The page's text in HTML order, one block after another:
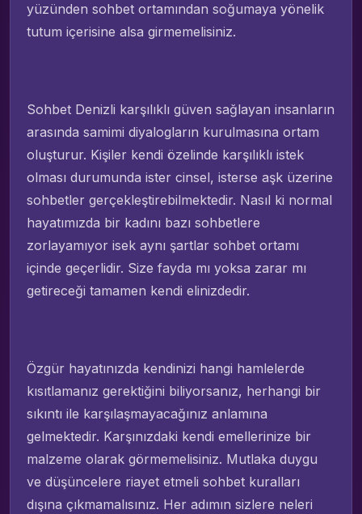
yüzünden sohbet ortamından soğumaya yönelik
tutum içerisine alsa girmemelisiniz.
Sohbet Denizli karşılıklı güven sağlayan insanların
arasında samimi diyalogların kurulmasına ortam
oluşturur. Kişiler kendi özelinde karşılıklı istek
olması durumunda ister cinsel, isterse aşk üzerine
sohbetler gerçekleştirebilmektedir. Nasıl ki normal
hayatımızda bir kadını bazı sohbetlere
zorlayamıyor isek aynı şartlar sohbet ortamı
içinde geçerlidir. Size fayda mı yoksa zarar mı
getireceği tamamen kendi elinizdedir.
Özgür hayatınızda kendinizi hangi hamlelerde
kısıtlamanız gerektiğini biliyorsanız, herhangi bir
sıkıntı ile karşılaşmayacağınız anlamına
gelmektedir. Karşınızdaki kendi emellerinize bir
malzeme olarak görmemelisiniz. Mutlaka duygu
ve düşüncelere riayet etmeli sohbet kuralları
dışına çıkmamalısınız. Her adımın sizlere neleri